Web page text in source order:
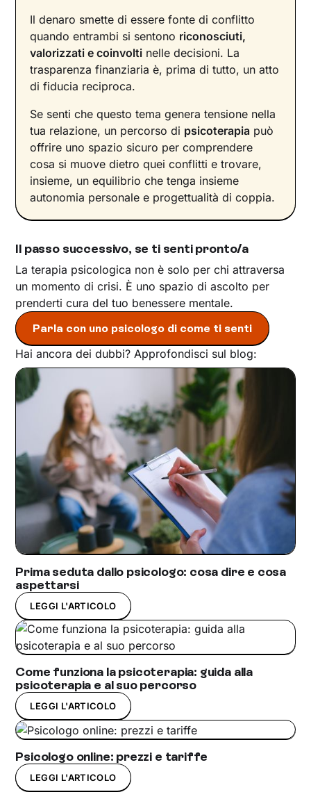
Il denaro smette di essere fonte di conflitto
quando entrambi si sentono riconosciuti,
valorizzati e coinvolti nelle decisioni. La
trasparenza finanziaria è, prima di tutto, un atto
di fiducia reciproca.
Se senti che questo tema genera tensione nella
tua relazione, un percorso di psicoterapia può
offrire uno spazio sicuro per comprendere
cosa si muove dietro quei conflitti e trovare,
insieme, un equilibrio che tenga insieme
autonomia personale e progettualità di coppia.
Il passo successivo, se ti senti pronto/a
La terapia psicologica non è solo per chi attraversa
un momento di crisi. È uno spazio di ascolto per
prenderti cura del tuo benessere mentale.
Parla con uno psicologo di come ti senti
Hai ancora dei dubbi? Approfondisci sul blog:
Prima seduta dallo psicologo: cosa dire e cosa
aspettarsi
LEGGI L'ARTICOLO
Come funziona la psicoterapia: guida alla
psicoterapia e al suo percorso
LEGGI L'ARTICOLO
Psicologo online: prezzi e tariffe
LEGGI L'ARTICOLO